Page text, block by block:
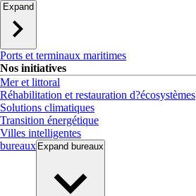
Expand
Ports et terminaux maritimes
Nos initiatives
Mer et littoral
Réhabilitation et restauration d?écosystèmes
Solutions climatiques
Transition énergétique
Villes intelligentes
bureaux Expand bureaux